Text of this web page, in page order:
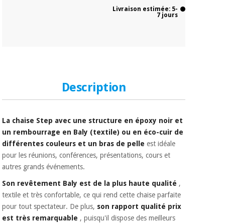
Livraison estimée: 5-
7 jours
Description
La chaise Step avec une structure en époxy noir et
un rembourrage en Baly (textile) ou en éco-cuir de
différentes couleurs et un bras de pelle est idéale
pour les réunions, conférences, présentations, cours et
autres grands événements.
Son revêtement Baly est de la plus haute qualité ,
textile et très confortable, ce qui rend cette chaise parfaite
pour tout spectateur. De plus, son rapport qualité prix
est très remarquable , puisqu'il dispose des meilleurs